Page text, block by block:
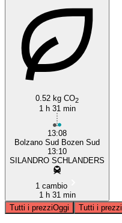
0.52 kg CO2
1 h 31 min
13:08
Bolzano Sud Bozen Sud
13:10
SILANDRO SCHLANDERS
1 cambio
1 h 31 min
Tutti i prezziOggi Tutti i prezzi